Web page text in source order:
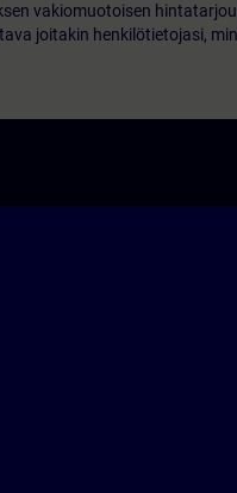
vakiomuotoisen
joitakin henkilötietojasi,